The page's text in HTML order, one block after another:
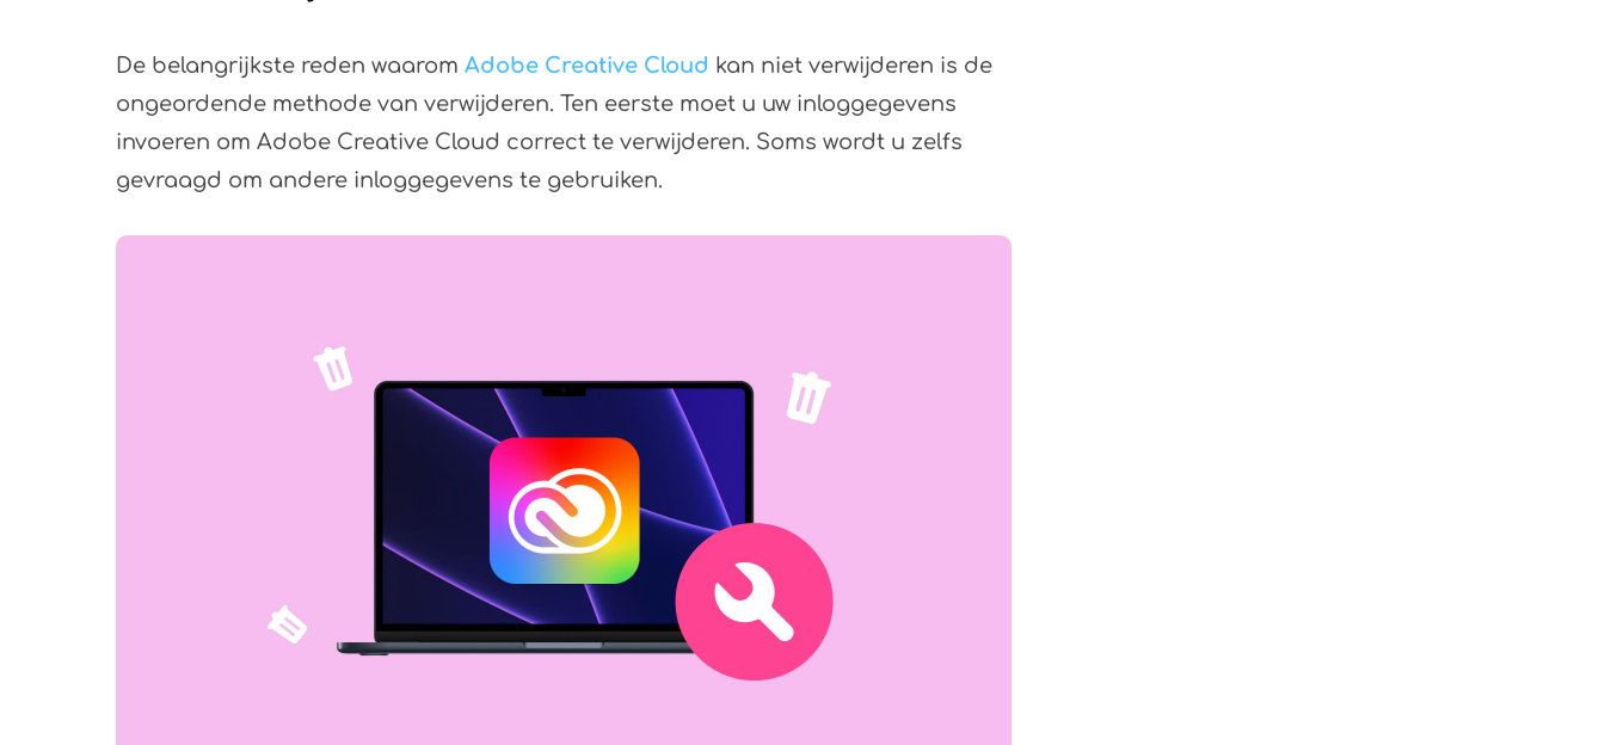
De belangrijkste reden waarom Adobe Creative Cloud kan niet verwijderen is de
ongeordende methode van verwijderen. Ten eerste moet u uw inloggegevens
invoeren om Adobe Creative Cloud correct te verwijderen. Soms wordt u zelfs
gevraagd om andere inloggegevens te gebruiken.